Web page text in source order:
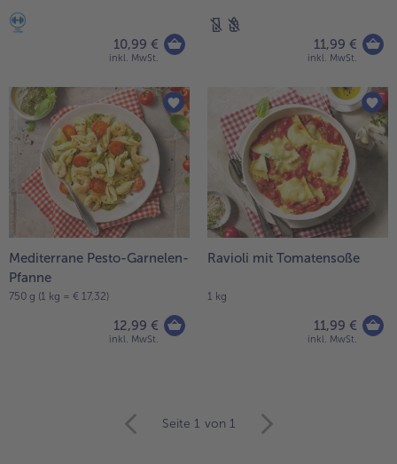
10,99 €
inkl. MwSt.
11,99 €
inkl. MwSt.
Mediterrane Pesto-Garnelen-
Pfanne
750 g (1 kg = € 17,32)
12,99 €
inkl. MwSt.
Ravioli mit Tomatensoße
1 kg
11,99 €
inkl. MwSt.
Seite 1 von 1